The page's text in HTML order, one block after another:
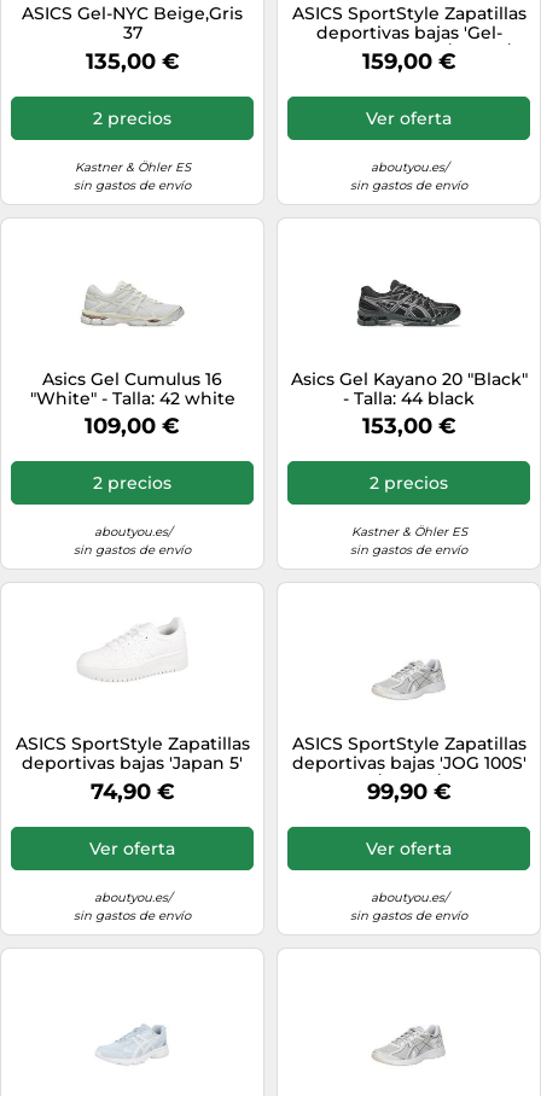
ASICS Gel-NYC Beige,Gris
37
135,00 €
2 precios
Kastner & Öhler ES
sin gastos de envío
ASICS SportStyle Zapatillas
deportivas bajas 'Gel-
Kayano 20' gris / plata /
blanco 40,5-41 gris / plata /
159,00 €
Ver oferta
aboutyou.es/
sin gastos de envío
Asics Gel Cumulus 16
"White" - Talla: 42 white
109,00 €
2 precios
aboutyou.es/
sin gastos de envío
Asics Gel Kayano 20 "Black"
- Talla: 44 black
153,00 €
2 precios
Kastner & Öhler ES
sin gastos de envío
ASICS SportStyle Zapatillas
deportivas bajas 'Japan 5'
blanco 36 blanco
74,90 €
Ver oferta
aboutyou.es/
sin gastos de envío
ASICS SportStyle Zapatillas
deportivas bajas 'JOG 100S'
gris claro / plata / blanco 37
gris claro / plata / blanco
99,90 €
Ver oferta
aboutyou.es/
sin gastos de envío